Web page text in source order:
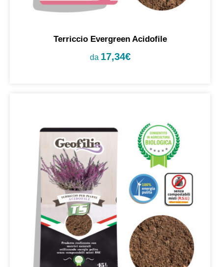
Terriccio Evergreen Acidofile
da 17,34€